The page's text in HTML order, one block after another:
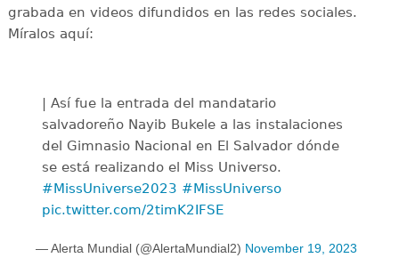
grabada en videos difundidos en las redes sociales.
Míralos aquí:
| Así fue la entrada del mandatario
salvadoreño Nayib Bukele a las instalaciones
del Gimnasio Nacional en El Salvador dónde
se está realizando el Miss Universo.
#MissUniverse2023 #MissUniverso
pic.twitter.com/2timK2IFSE
— Alerta Mundial (@AlertaMundial2) November 19, 2023